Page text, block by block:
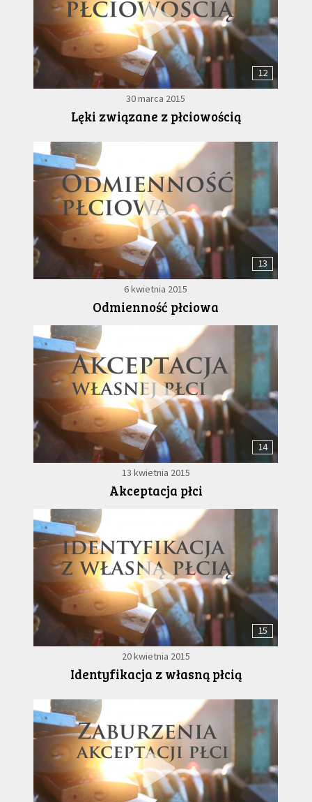
12
30 marca 2015
Lęki związane z płciowością
13
6 kwietnia 2015
Odmienność płciowa
14
13 kwietnia 2015
Akceptacja płci
15
20 kwietnia 2015
Identyfikacja z własną płcią